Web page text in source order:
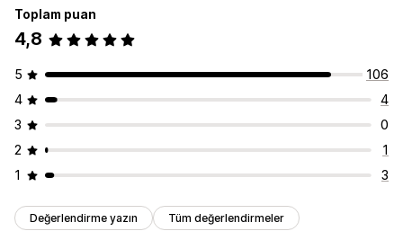
Toplam puan
4,8
5
106
4
4
3
0
2
1
1
3
Değerlendirme yazın Tüm değerlendirmeler